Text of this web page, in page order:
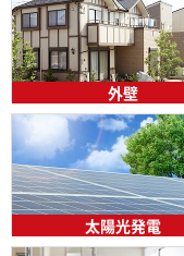
外壁
太陽光発電